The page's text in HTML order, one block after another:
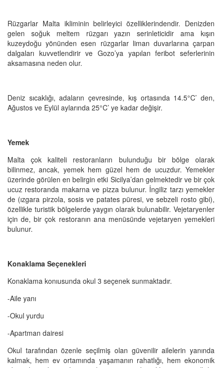
Rüzgarlar Malta ikliminin belirleyici özelliklerindendir. Denizden
gelen soğuk meltem rüzgarı yazın serinleticidir ama kışın
kuzeydoğu yönünden esen rüzgarlar liman duvarlarına çarpan
dalgaları kuvvetlendirir ve Gozo’ya yapılan feribot seferlerinin
aksamasına neden olur.
Deniz sıcaklığı, adaların çevresinde, kış ortasında 14.5°C’ den,
Ağustos ve Eylül aylarında 25°C’ ye kadar değişir.
Yemek
Malta çok kaliteli restoranların bulunduğu bir bölge olarak
bilinmez, ancak, yemek hem güzel hem de ucuzdur. Yemekler
üzerinde görülen en belirgin etki Sicilya’dan gelmektedir ve bir çok
ucuz restoranda makarna ve pizza bulunur. İngiliz tarzı yemekler
de (ızgara pirzola, sosis ve patates püresi, ve sebzeli rosto gibi),
özellikle turistik bölgelerde yaygın olarak bulunabilir. Vejetaryenler
için de, bir çok restoranın ana menüsünde vejetaryen yemekleri
bulunur.
Konaklama Seçenekleri
Konaklama konıusunda okul 3 seçenek sunmaktadır.
-Aile yanı
-Okul yurdu
-Apartman dairesi
Okul tarafından özenle seçilmiş olan güvenilir ailelerin yanında
kalmak, hem ev ortamında yaşamanın rahatlığı, hem ekonomik